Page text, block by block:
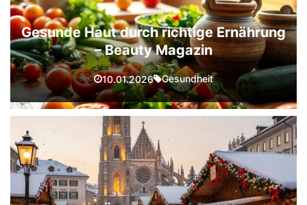
Gesunde Haut durch richtige Ernährung
– Beauty Magazin
10.01.2026 Gesundheit